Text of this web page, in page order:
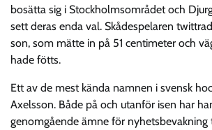
bosätta sig i Stockholmsområdet och
sett deras enda val. Skådespelaren
son, som mätte in på 51 centimeter och
hade fötts.
Ett av de mest kända namnen i svensk
Axelsson. Både på och utanför isen har
genomgående ämne för nyhetsbevakning